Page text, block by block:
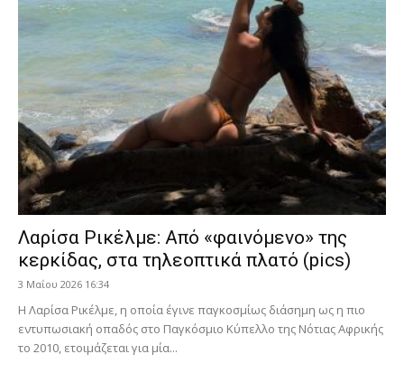
Λαρίσα Ρικέλμε: Από «φαινόμενο» της
κερκίδας, στα τηλεοπτικά πλατό (pics)
3 Μαΐου 2026 16:34
Η Λαρίσα Ρικέλμε, η οποία έγινε παγκοσμίως διάσημη ως η πιο
εντυπωσιακή οπαδός στο Παγκόσμιο Κύπελλο της Νότιας Αφρικής
το 2010, ετοιμάζεται για μία...